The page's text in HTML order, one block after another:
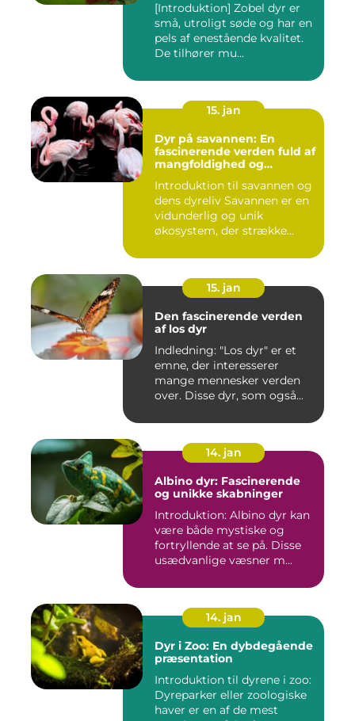
[Introduktion] Zobel dyr er
små, utroligt søde og har en
pels af enestående kvalitet.
De tilhører mu...
15. jan
Dyr på savannen: En
fascinerende verden fuld af
mangfoldighed og
Introduktion til savannen og
dens dyreliv Savannen er en
vidunderlig og unik
økosystem, der strække...
15. jan
Den fascinerende verden
af los dyr
Indledning: "Los dyr" er et
emne, der interesserer
mange mennesker verden
over. Disse dyr, som også...
14. jan
Albino dyr: Fascinerende
og unikke skabninger
Introduktion: Albino dyr kan
være både mystiske og
fortryllende at se på. Disse
usædvanlige væsner m...
14. jan
Dyr i Zoo: En dybdegående
præsentation
Introduktion til dyrene i zoo:
Dyreparker eller zoologiske
haver er en af de mest